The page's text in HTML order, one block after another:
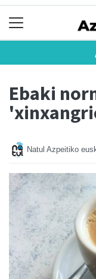
Ebaki
Natul Azpeitiko